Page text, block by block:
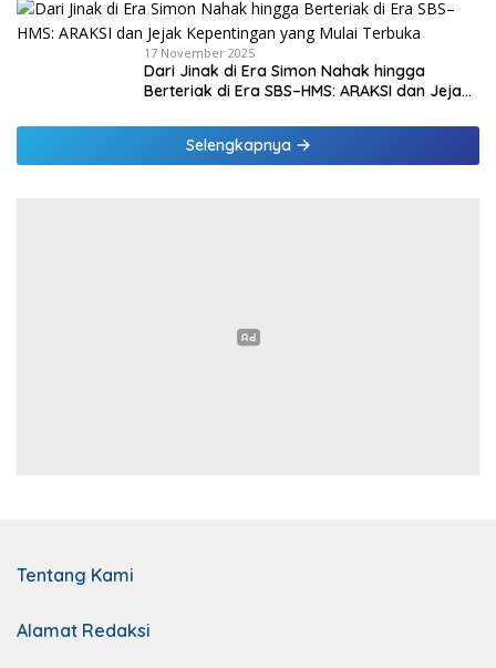
17 November 2025
Dari Jinak di Era Simon Nahak hingga
Berteriak di Era SBS–HMS: ARAKSI dan Jejak
Selengkapnya
Tentang Kami
Alamat Redaksi